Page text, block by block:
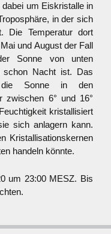
um Eiskristalle in
in der sich
Die Temperatur dort
und August der Fall
Sonne von unten
schon Nacht ist. Das
die Sonne in den
zwischen 6° und 16°
kristallisiert
sich anlagern kann.
Kristallisationskernen
handeln könnte.
um 23:00 MESZ. Bis